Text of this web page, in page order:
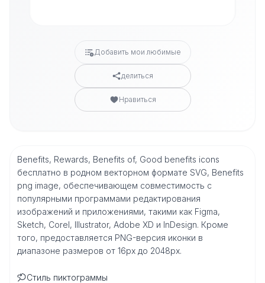
Добавить мои любимые
делиться
Нравиться
Benefits, Rewards, Benefits of, Good benefits icons
бесплатно в родном векторном формате SVG, Benefits
png image, обеспечивающем совместимость с
популярными программами редактирования
изображений и приложениями, такими как Figma,
Sketch, Corel, Illustrator, Adobe XD и InDesign. Кроме
того, предоставляется PNG-версия иконки в
диапазоне размеров от 16px до 2048px.
Стиль пиктограммы